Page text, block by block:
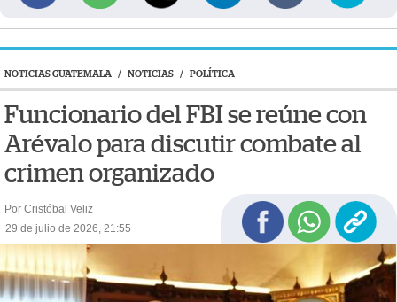
NOTICIAS GUATEMALA / NOTICIAS / POLÍTICA
Funcionario del FBI se reúne con
Arévalo para discutir combate al
crimen organizado
Por Cristóbal Veliz
29 de julio de 2026, 21:55